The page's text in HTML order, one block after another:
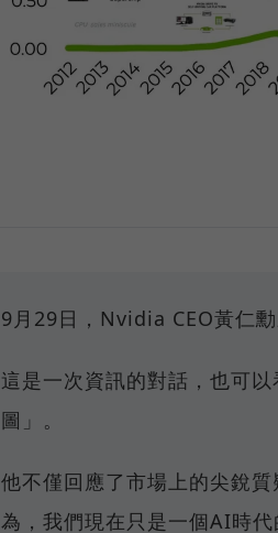
9月29日，Nvidia CEO黃仁
這是一次資訊的對話，也可
圖」。
他不僅回應了市場上的尖銳
為，我們現在只是一個AI時代